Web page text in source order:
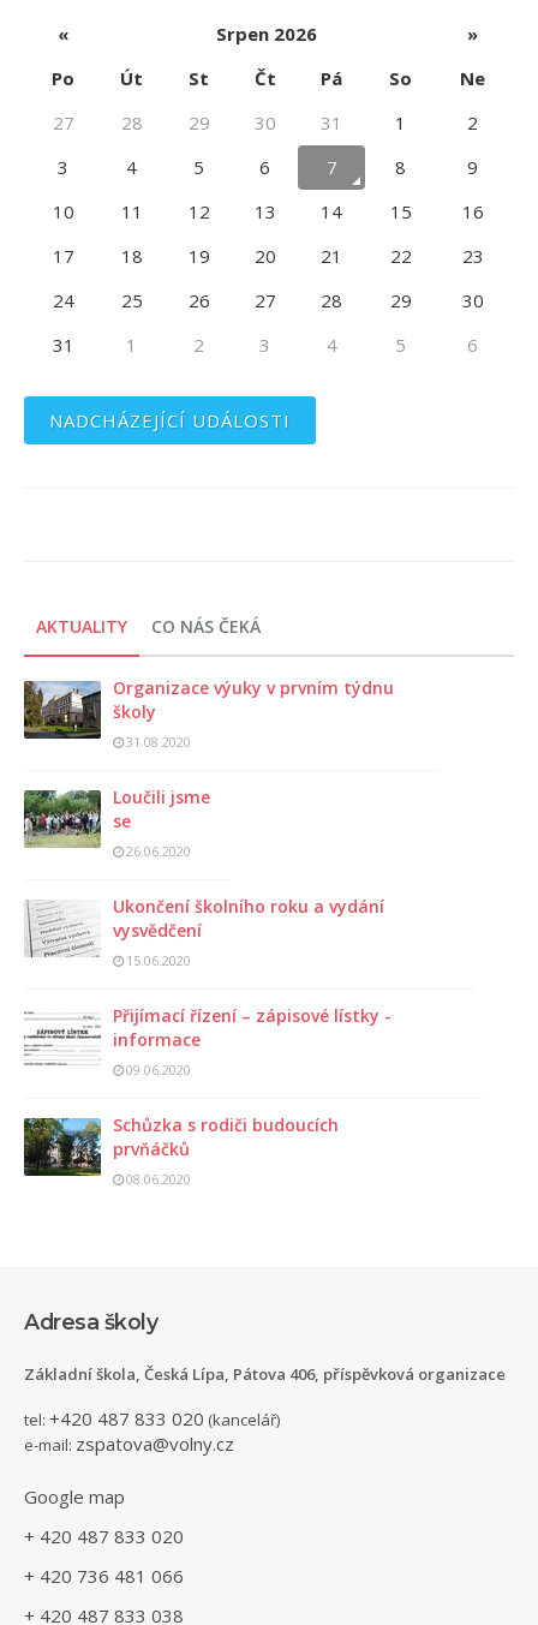
« Srpen 2026
»
Po
Út St Čt Pá So
Ne
27
28 29 30 31 1
2
3
4 5 6 7 8
9
10
11 12 13 14 15
16
17
18 19 20 21 22
23
24
25 26 27 28 29
30
31
1 2 3 4 5 6
NADCHÁZEJÍCÍ UDÁLOSTI
AKTUALITY CO NÁS ČEKÁ
Organizace výuky v prvním týdnu
školy
31.08.2020
Loučili jsme
se
26.06.2020
Ukončení školního roku a vydání
vysvědčení
15.06.2020
Přijímací řízení – zápisové lístky -
informace
09.06.2020
Schůzka s rodiči budoucích
prvňáčků
08.06.2020
Adresa školy
Základní škola, Česká Lípa, Pátova 406, příspěvková organizace
tel: +420 487 833 020 (kancelář)
e-mail: zspatova@volny.cz
Google map
+ 420 487 833 020
+ 420 736 481 066
+ 420 487 833 038